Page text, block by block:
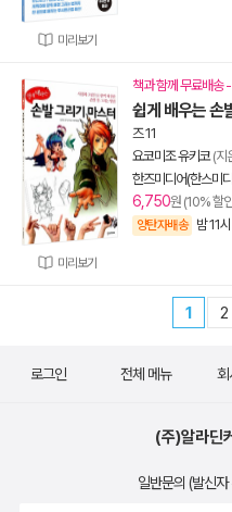
미리보기
미리보기
책과 함께 무료배송
쉽게 배우는 손
즈 11
요코미조 유키코(지
한즈미디어(한스미
6,750원 (10% 할
양탄자배송 밤 11시
1 2
로그인 전체 메뉴 회
(주)알라딘
일반문의 (발신자